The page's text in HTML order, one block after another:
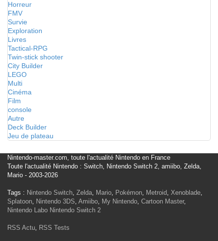
Horreur
FMV
Survie
Exploration
Livres
Tactical-RPG
Twin-stick shooter
City Builder
LEGO
Multi
Cinéma
Film
console
Autre
Deck Builder
Jeu de plateau
Nintendo-master.com, toute l'actualité Nintendo en France
Toute l'actualité Nintendo : Switch, Nintendo Switch 2, amiibo, Zelda,
Mario - 2003-2026
Tags : Nintendo Switch, Zelda, Mario, Pokémon, Metroid, Xenoblade,
Splatoon, Nintendo 3DS, Amiibo, My Nintendo, Cartoon Master,
Nintendo Labo Nintendo Switch 2
RSS Actu, RSS Tests